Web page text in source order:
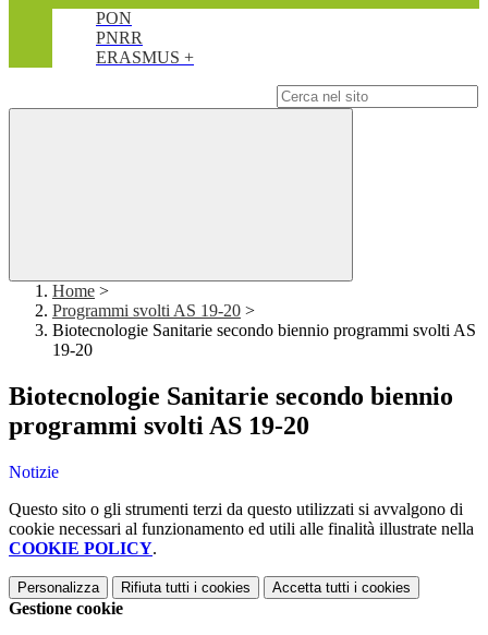
PON
PNRR
ERASMUS +
Home >
Programmi svolti AS 19-20 >
Biotecnologie Sanitarie secondo biennio programmi svolti AS
19-20
Biotecnologie Sanitarie secondo biennio
programmi svolti AS 19-20
Notizie
Questo sito o gli strumenti terzi da questo utilizzati si avvalgono di
cookie necessari al funzionamento ed utili alle finalità illustrate nella
COOKIE POLICY.
Personalizza Rifiuta tutti i cookies Accetta tutti i cookies
Gestione cookie